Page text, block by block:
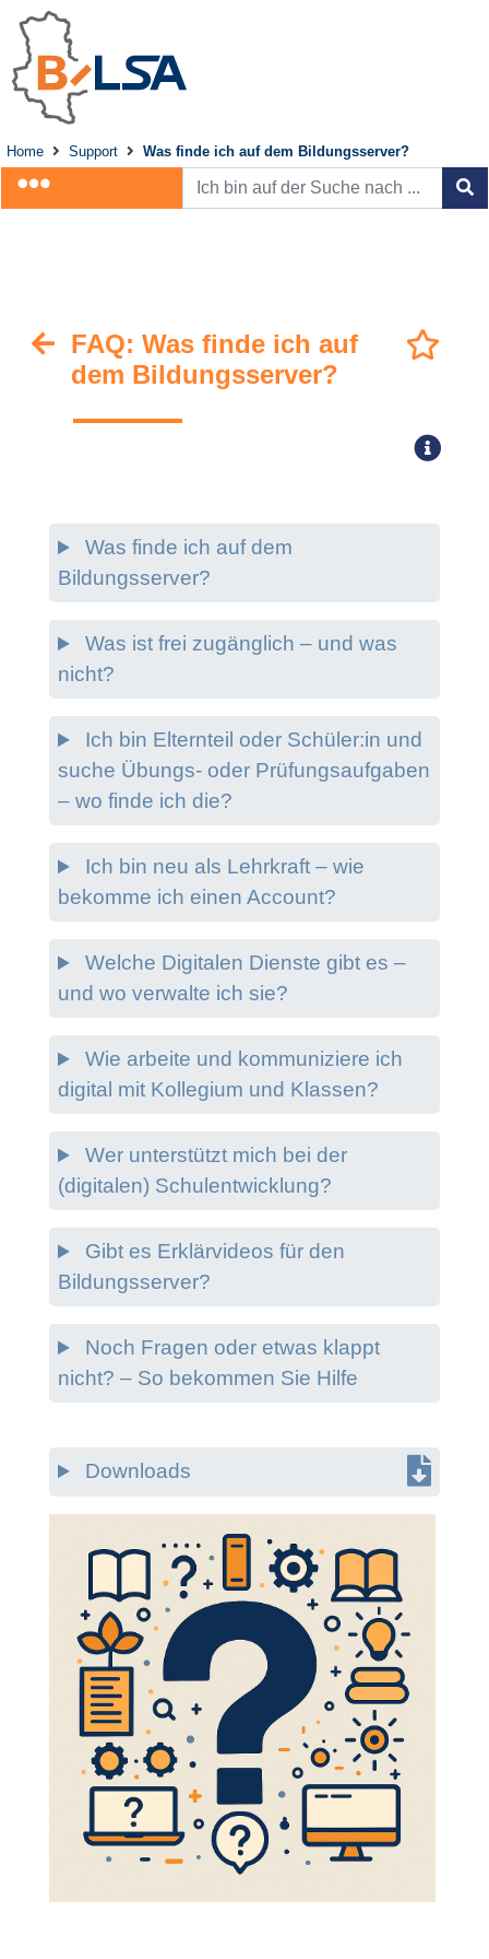
Home Support Was finde ich auf dem Bildungsserver?
FAQ: Was finde ich auf
dem Bildungsserver?
Was finde ich auf dem
Bildungsserver?
Was ist frei zugänglich – und was
nicht?
Ich bin Elternteil oder Schüler:in und
suche Übungs- oder Prüfungsaufgaben
– wo finde ich die?
Ich bin neu als Lehrkraft – wie
bekomme ich einen Account?
Welche Digitalen Dienste gibt es –
und wo verwalte ich sie?
Wie arbeite und kommuniziere ich
digital mit Kollegium und Klassen?
Wer unterstützt mich bei der
(digitalen) Schulentwicklung?
Gibt es Erklärvideos für den
Bildungsserver?
Noch Fragen oder etwas klappt
nicht? – So bekommen Sie Hilfe
Downloads